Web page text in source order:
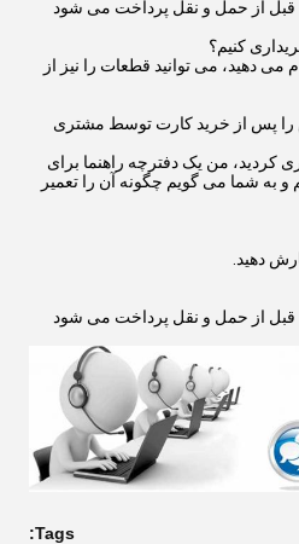
می دهید، می توانید قطعات را نیز از
را پس از خرید کارت توسط مشتری
کردید، من یک دفترچه راهنما برای
و به شما می گویم چگونه آن را تعمیر
Tags: